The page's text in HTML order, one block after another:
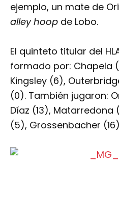
ejemplo, un mate de
alley hoop de Lobo.
El quinteto titular del
formado por: Chapela
Kingsley (6),
(0). También jugaron:
Díaz (13), Matarredona
(5), Grossenbacher